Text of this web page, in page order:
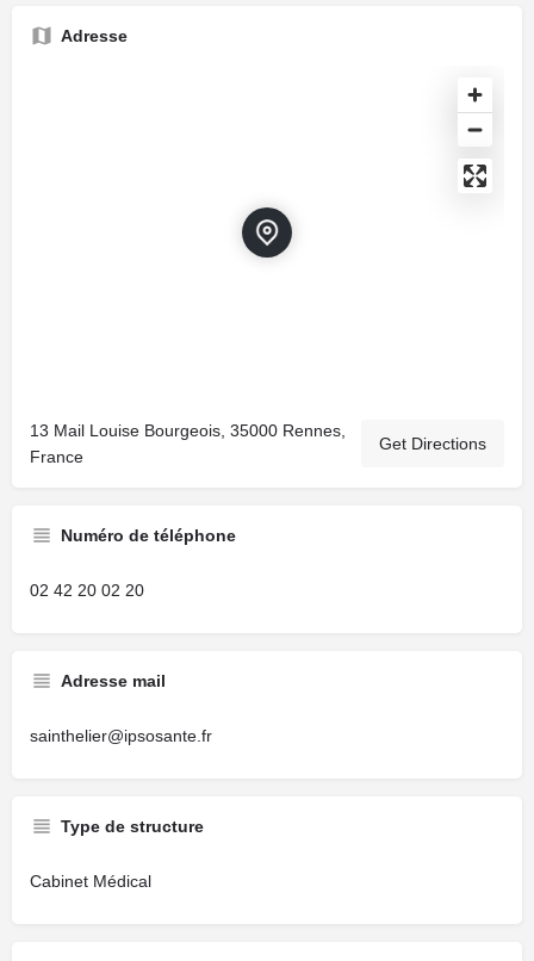
Adresse
13 Mail Louise Bourgeois, 35000 Rennes,
France
Get Directions
Numéro de téléphone
02 42 20 02 20‬
Adresse mail
sainthelier@ipsosante.fr
Type de structure
Cabinet Médical